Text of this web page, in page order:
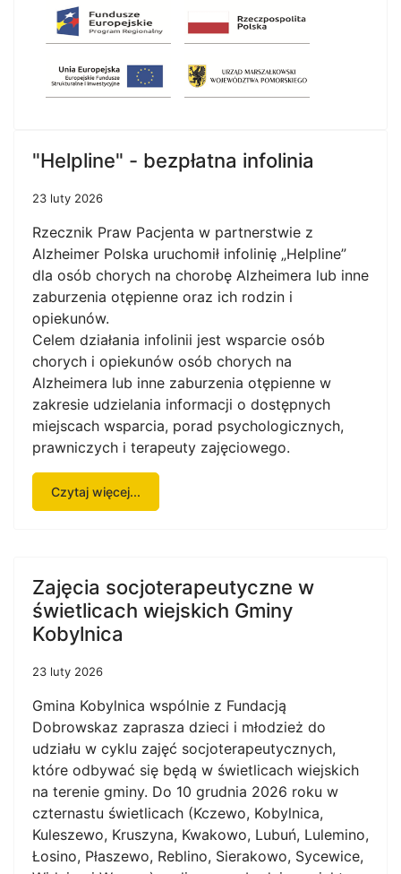
"Helpline" - bezpłatna infolinia
23 luty 2026
Rzecznik Praw Pacjenta w partnerstwie z
Alzheimer Polska uruchomił infolinię „Helpline”
dla osób chorych na chorobę Alzheimera lub inne
zaburzenia otępienne oraz ich rodzin i
opiekunów.
Celem działania infolinii jest wsparcie osób
chorych i opiekunów osób chorych na
Alzheimera lub inne zaburzenia otępienne w
zakresie udzielania informacji o dostępnych
miejscach wsparcia, porad psychologicznych,
prawniczych i terapeuty zajęciowego.
Czytaj więcej...
Zajęcia socjoterapeutyczne w
świetlicach wiejskich Gminy
Kobylnica
23 luty 2026
Gmina Kobylnica wspólnie z Fundacją
Dobrowskaz zaprasza dzieci i młodzież do
udziału w cyklu zajęć socjoterapeutycznych,
które odbywać się będą w świetlicach wiejskich
na terenie gminy. Do 10 grudnia 2026 roku w
czternastu świetlicach (Kczewo, Kobylnica,
Kuleszewo, Kruszyna, Kwakowo, Lubuń, Lulemino,
Łosino, Płaszewo, Reblino, Sierakowo, Sycewice,